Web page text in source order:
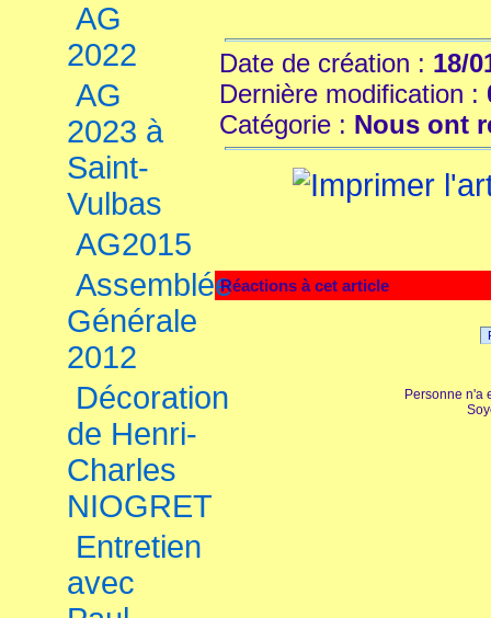
AG
2022
AG
2023 à
Saint-
Vulbas
AG2015
Assemblée
Générale
2012
Décoration
de Henri-
Charles
NIOGRET
Entretien
avec
Date de création : 18/
Dernière modification :
Catégorie : Nous ont
Réactions à cet article
Personne n'a